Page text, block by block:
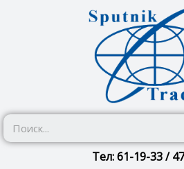
Тел: 61-19-33 /